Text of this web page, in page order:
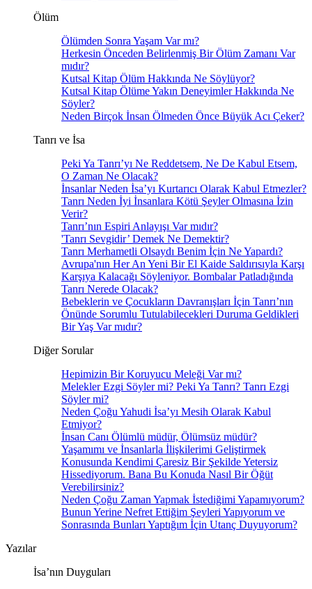
Ölüm
Ölümden Sonra Yaşam Var mı?
Herkesin Önceden Belirlenmiş Bir Ölüm Zamanı Var
mıdır?
Kutsal Kitap Ölüm Hakkında Ne Söylüyor?
Kutsal Kitap Ölüme Yakın Deneyimler Hakkında Ne
Söyler?
Neden Birçok İnsan Ölmeden Önce Büyük Acı Çeker?
Tanrı ve İsa
Peki Ya Tanrı’yı Ne Reddetsem, Ne De Kabul Etsem,
O Zaman Ne Olacak?
İnsanlar Neden İsa’yı Kurtarıcı Olarak Kabul Etmezler?
Tanrı Neden İyi İnsanlara Kötü Şeyler Olmasına İzin
Verir?
Tanrı’nın Espiri Anlayışı Var mıdır?
'Tanrı Sevgidir’ Demek Ne Demektir?
Tanrı Merhametli Olsaydı Benim İçin Ne Yapardı?
Avrupa'nın Her An Yeni Bir El Kaide Saldırısıyla Karşı
Karşıya Kalacağı Söyleniyor. Bombalar Patladığında
Tanrı Nerede Olacak?
Bebeklerin ve Çocukların Davranışları İçin Tanrı’nın
Önünde Sorumlu Tutulabilecekleri Duruma Geldikleri
Bir Yaş Var mıdır?
Diğer Sorular
Hepimizin Bir Koruyucu Meleği Var mı?
Melekler Ezgi Söyler mi? Peki Ya Tanrı? Tanrı Ezgi
Söyler mi?
Neden Çoğu Yahudi İsa’yı Mesih Olarak Kabul
Etmiyor?
İnsan Canı Ölümlü müdür, Ölümsüz müdür?
Yaşamımı ve İnsanlarla İlişkilerimi Geliştirmek
Konusunda Kendimi Çaresiz Bir Şekilde Yetersiz
Hissediyorum. Bana Bu Konuda Nasıl Bir Öğüt
Verebilirsiniz?
Neden Çoğu Zaman Yapmak İstediğimi Yapamıyorum?
Bunun Yerine Nefret Ettiğim Şeyleri Yapıyorum ve
Sonrasında Bunları Yaptığım İçin Utanç Duyuyorum?
Yazılar
İsa’nın Duyguları